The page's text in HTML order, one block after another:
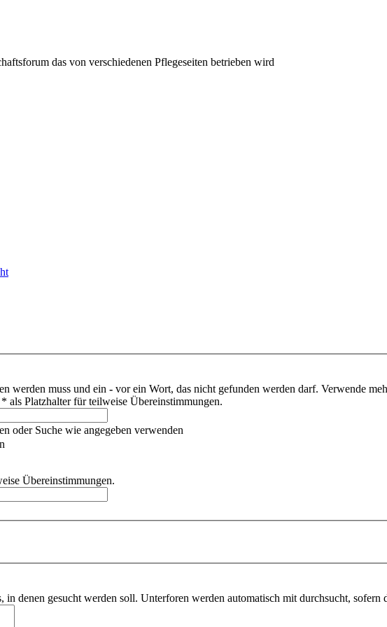
das von verschiedenen Pflegeseiten betrieben wird
werden muss und ein - vor ein Wort, das nicht gefunden werden darf. Verwende
als Platzhalter für teilweise Übereinstimmungen.
oder Suche wie angegeben verwenden
Übereinstimmungen.
in denen gesucht werden soll. Unterforen werden automatisch mit durchsucht,